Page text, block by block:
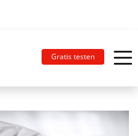
Gratis testen